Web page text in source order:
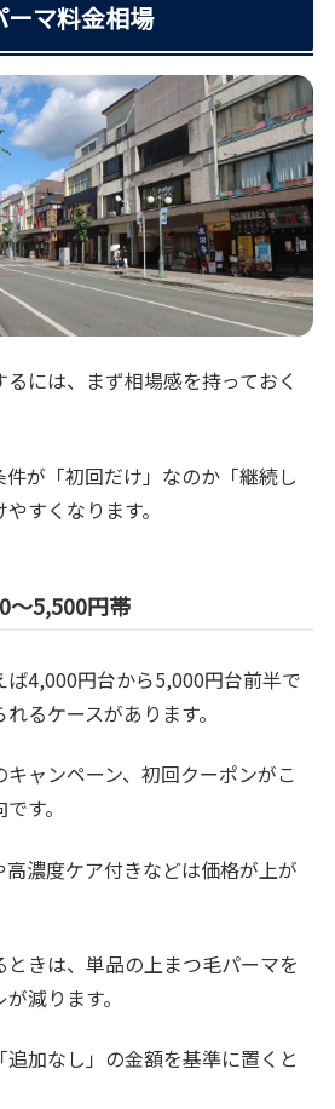
ーマ料金相場
には、まず相場感を持っておく
が「初回だけ」なのか「継続し
すくなります。
〜5,500円帯
ば4,000円台から5,000円台前半で
るケースがあります。
ャンペーン、初回クーポンがこ
す。
濃度ケア付きなどは価格が上が
きは、単品の上まつ毛パーマを
減ります。
加なし」の金額を基準に置くと